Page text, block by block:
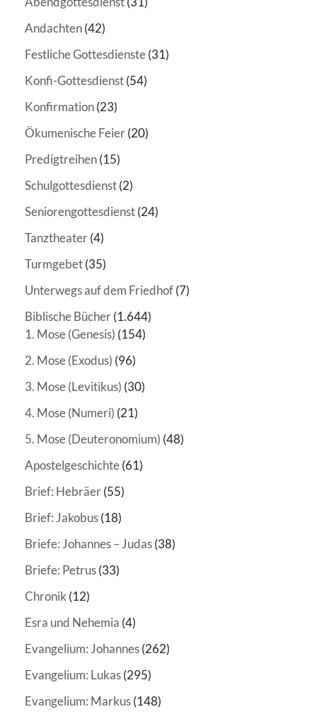
Andachten(42)
Festliche Gottesdienste(31)
Konfi-Gottesdienst(54)
Konfirmation(23)
Ökumenische Feier(20)
Predigtreihen(15)
Schulgottesdienst(2)
Seniorengottesdienst(24)
Tanztheater(4)
Turmgebet(35)
Unterwegs auf dem Friedhof(7)
Biblische Bücher(1.644)
1. Mose (Genesis) (154)
2. Mose (Exodus) (96)
3. Mose (Levitikus) (30)
4. Mose (Numeri) (21)
5. Mose (Deuteronomium) (48)
Apostelgeschichte(61)
Brief: Hebräer(55)
Brief: Jakobus(18)
Briefe: Johannes – Judas(38)
Briefe: Petrus(33)
Chronik(12)
Esra und Nehemia (4)
Evangelium: Johannes(262)
Evangelium: Lukas(295)
Evangelium: Markus(148)